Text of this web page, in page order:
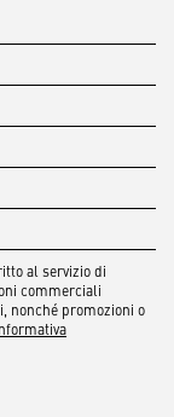
al servizio di
commerciali
nonché promozioni o